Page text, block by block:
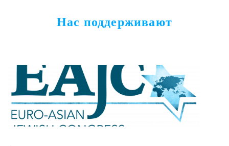
Нас поддерживают